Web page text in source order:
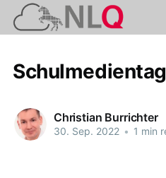
Christian Burrichter
30. Sep. 2022 • 1 min